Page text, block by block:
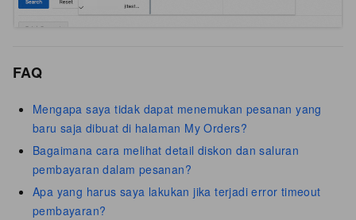
FAQ
Mengapa saya tidak dapat menemukan pesanan yang
baru saja dibuat di halaman My Orders?
Bagaimana cara melihat detail diskon dan saluran
pembayaran dalam pesanan?
Apa yang harus saya lakukan jika terjadi error timeout
pembayaran?